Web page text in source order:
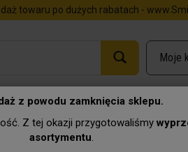
z powodu zamknięcia sklepu.
Z tej okazji przygotowaliśmy
asortymentu.
towaru po dużych rabatach -
Zawody